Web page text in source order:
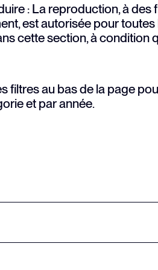
:La reproduction, à des
est autorisée pour
cette section, à condition
filtres au bas de la page
et par année.